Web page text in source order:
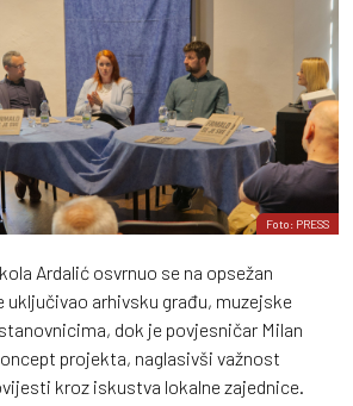
Foto: PRESS
Ardalić osvrnuo se na opsežan
arhivsku građu, muzejske
dok je povjesničar Milan
projekta, naglasivši važnost
kroz iskustva lokalne zajednice.